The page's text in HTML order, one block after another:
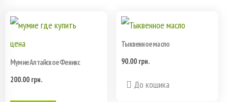
Мумие Алтайское Феникс
200.00 грн.
Тыквенное масло
90.00 грн.
До кошика